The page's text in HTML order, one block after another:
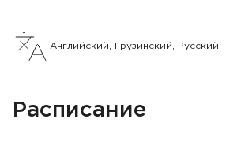
Английский, Грузинский, Русский
Расписание